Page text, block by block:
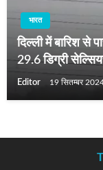
भारत
दिल्ली में बारिश से
29.6 डिग्री
Editor 19 सितम्बर